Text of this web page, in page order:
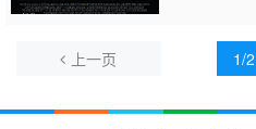
上一页 1/2